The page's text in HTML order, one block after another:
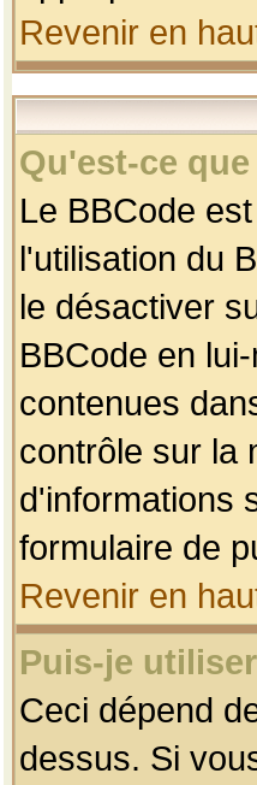
Revenir en
Qu'est-ce
Le BBCode
l'utilisation du
le désactiver
BBCode en
contenues
contrôle sur la
d'informations
formulaire de
Revenir en
Puis-je
Ceci dépend
dessus. Si